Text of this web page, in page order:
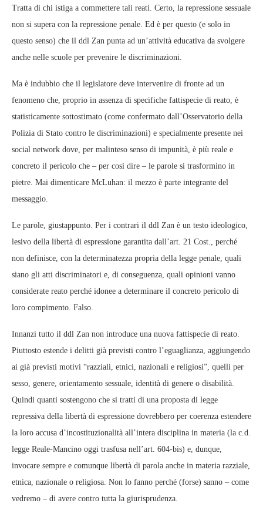
Tratta di chi istiga a commettere tali reati. Certo, la repressione sessuale
non si supera con la repressione penale. Ed è per questo (e solo in
questo senso) che il ddl Zan punta ad un’attività educativa da svolgere
anche nelle scuole per prevenire le discriminazioni.
Ma è indubbio che il legislatore deve intervenire di fronte ad un
fenomeno che, proprio in assenza di specifiche fattispecie di reato, è
statisticamente sottostimato (come confermato dall’Osservatorio della
Polizia di Stato contro le discriminazioni) e specialmente presente nei
social network dove, per malinteso senso di impunità, è più reale e
concreto il pericolo che – per così dire – le parole si trasformino in
pietre. Mai dimenticare McLuhan: il mezzo è parte integrante del
messaggio.
Le parole, giustappunto. Per i contrari il ddl Zan è un testo ideologico,
lesivo della libertà di espressione garantita dall’art. 21 Cost., perché
non definisce, con la determinatezza propria della legge penale, quali
siano gli atti discriminatori e, di conseguenza, quali opinioni vanno
considerate reato perché idonee a determinare il concreto pericolo di
loro compimento. Falso.
Innanzi tutto il ddl Zan non introduce una nuova fattispecie di reato.
Piuttosto estende i delitti già previsti contro l’eguaglianza, aggiungendo
ai già previsti motivi “razziali, etnici, nazionali e religiosi”, quelli per
sesso, genere, orientamento sessuale, identità di genere o disabilità.
Quindi quanti sostengono che si tratti di una proposta di legge
repressiva della libertà di espressione dovrebbero per coerenza estendere
la loro accusa d’incostituzionalità all’intera disciplina in materia (la c.d.
legge Reale-Mancino oggi trasfusa nell’art. 604-bis) e, dunque,
invocare sempre e comunque libertà di parola anche in materia razziale,
etnica, nazionale o religiosa. Non lo fanno perché (forse) sanno – come
vedremo – di avere contro tutta la giurisprudenza.